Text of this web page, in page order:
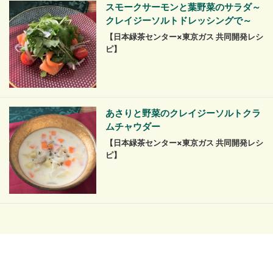
スモークサーモンと葉野菜のサラダ～
クレイジーソルトドレッシングで～
【日本緑茶センター×東京ガス 共同開発レシ
ピ】
あさりと野菜のクレイジーソルトクラ
ムチャウダー
【日本緑茶センター×東京ガス 共同開発レシ
ピ】